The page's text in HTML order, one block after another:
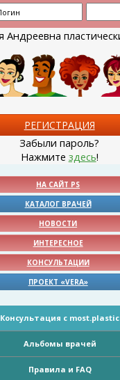
РЕГИСТРАЦИЯ
Забыли пароль?
Нажмите здесь!
НА САЙТ PS
КАТАЛОГ ВРАЧЕЙ
НОВОСТИ
ИНТЕРЕСНОЕ
КОНСУЛЬТАЦИИ
ПРОЕКТ «VERA»
Консультация с most.plastic
Альбомы врачей
Правила и FAQ